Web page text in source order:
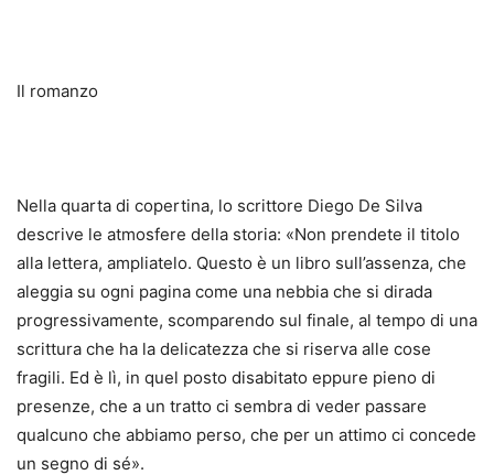
Il romanzo
Nella quarta di copertina, lo scrittore Diego De Silva
descrive le atmosfere della storia: «Non prendete il titolo
alla lettera, ampliatelo. Questo è un libro sull’assenza, che
aleggia su ogni pagina come una nebbia che si dirada
progressivamente, scomparendo sul finale, al tempo di una
scrittura che ha la delicatezza che si riserva alle cose
fragili. Ed è lì, in quel posto disabitato eppure pieno di
presenze, che a un tratto ci sembra di veder passare
qualcuno che abbiamo perso, che per un attimo ci concede
un segno di sé».